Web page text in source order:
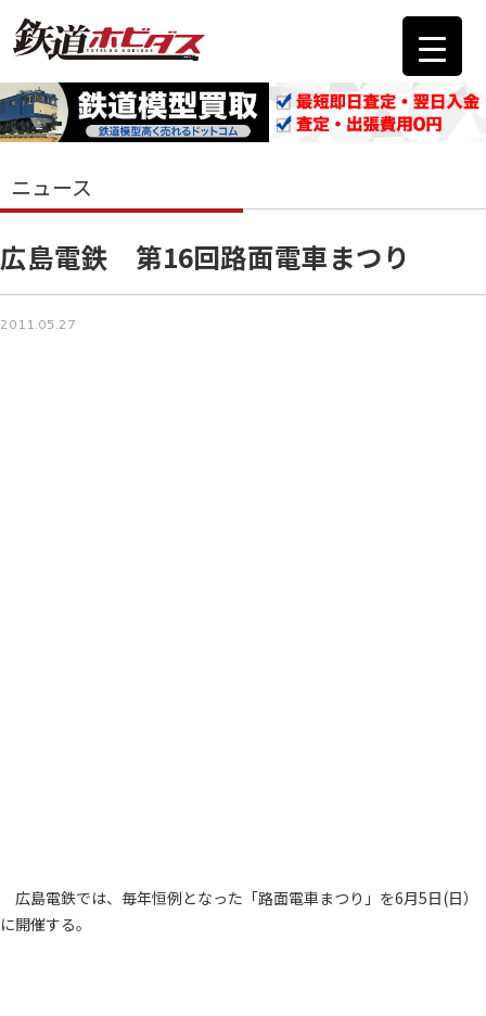
ニュース
広島電鉄 第16回路面電車まつり
2011.05.27
広島電鉄では、毎年恒例となった「路面電車まつり」を6月5日(日）
に開催する。